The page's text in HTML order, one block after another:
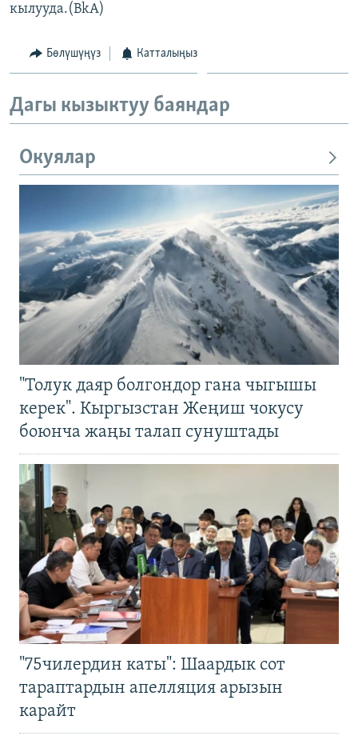
кылууда.(BkA)
Бөлүшүңүз Катталыңыз
Дагы кызыктуу баяндар
Окуялар
"Толук даяр болгондор гана чыгышы
керек". Кыргызстан Жеңиш чокусу
боюнча жаңы талап сунуштады
"75чилердин каты": Шаардык сот
тараптардын апелляция арызын
карайт